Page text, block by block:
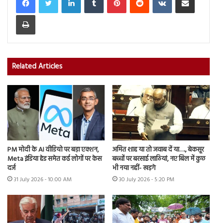
Print
Related Articles
PM मोदी के AI वीडियो पर बड़ा एक्शन,
Meta इंडिया हेड समेत कई लोगों पर केस
दर्ज
31 July 2026 - 10:00 AM
अमित शाह या तो जवाब दें या…., बेकसूर
बच्चों पर बरसाई लाठियां, नए बिल में कुछ
भी नया नहीं- खड़गे
30 July 2026 - 5:20 PM